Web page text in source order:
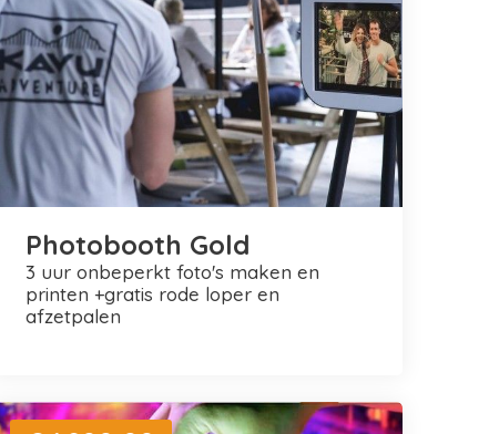
Photobooth Gold
3 uur onbeperkt foto's maken en
printen +gratis rode loper en
afzetpalen